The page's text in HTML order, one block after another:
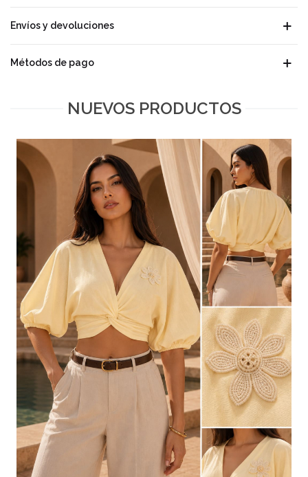
Envíos y devoluciones
Métodos de pago
NUEVOS PRODUCTOS